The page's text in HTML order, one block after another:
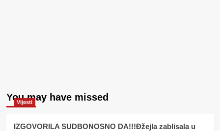
You may have missed
Vijesti
IZGOVORILA SUDBONOSNO DA!!!Đžejla zablisala u